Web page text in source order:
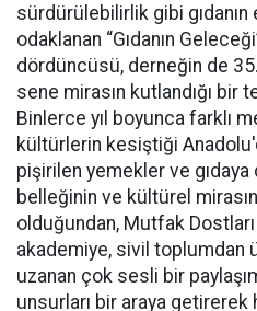
sürdürülebilirlik gibi gıdanın
odaklanan “Gıdanın
dördüncüsü, derneğin de
sene mirasın kutlandığı bir
Binlerce yıl boyunca farklı
kültürlerin kesiştiği
pişirilen yemekler ve
belleğinin ve kültürel
olduğundan, Mutfak
akademiye, sivil toplumdan
uzanan çok sesli bir
unsurları bir araya getirerek